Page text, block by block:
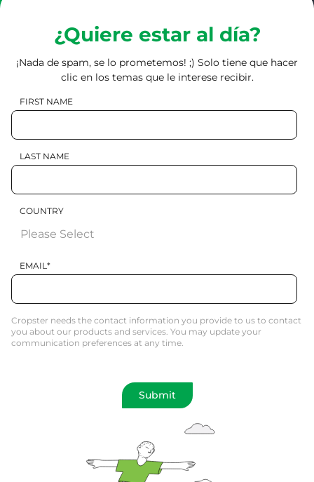
¿Quiere estar al día?
¡Nada de spam, se lo prometemos! ;) Solo tiene que hacer
clic en los temas que le interese recibir.
FIRST NAME
LAST NAME
COUNTRY
EMAIL *
Cropster needs the contact information you provide to us to contact
you about our products and services. You may update your
communication preferences at any time.